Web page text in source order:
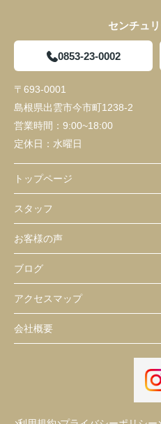
センチュ
0853-23-0002
〒693-0001
島根県出雲市今市町1238-2
営業時間： 9:00~18:00
定休日： 水曜日
トップページ
スタッフ
お客様の声
ブログ
アクセスマップ
会社概要